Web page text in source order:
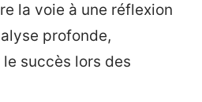
la voie à une réflexion
profonde,
succès lors des